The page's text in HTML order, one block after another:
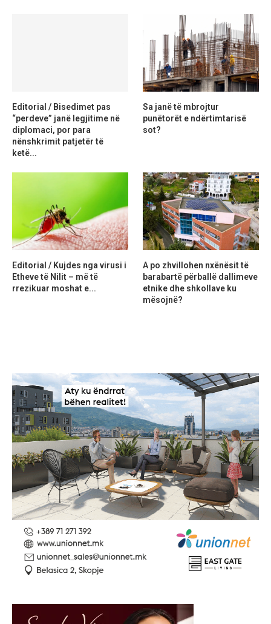
Editorial / Bisedimet pas
“perdeve” janë legjitime në
diplomaci, por para
nënshkrimit patjetër të
ketë...
Sa janë të mbrojtur
punëtorët e ndërtimtarisë
sot?
Editorial / Kujdes nga virusi i
Etheve të Nilit – më të
rrezikuar moshat e...
A po zhvillohen nxënësit të
barabartë përballë dallimeve
etnike dhe shkollave ku
mësojnë?